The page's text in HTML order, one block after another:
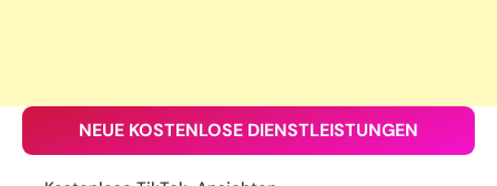
NEUE KOSTENLOSE DIENSTLEISTUNGEN